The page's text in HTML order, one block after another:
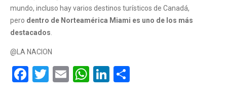
mundo, incluso hay varios destinos turísticos de Canadá,
pero dentro de Norteamérica Miami es uno de los más
destacados
@LA NACION
Facebook
Twitter
EmailWhatsApp
LinkedIn